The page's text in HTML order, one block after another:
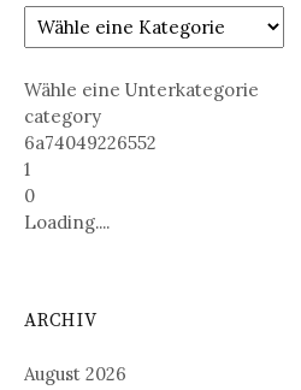
Wähle eine Unterkategorie
category
6a74049226552
1
0
Loading....
ARCHIV
August 2026